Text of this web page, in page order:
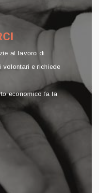
al lavoro di
volontari e richiede
economico fa la